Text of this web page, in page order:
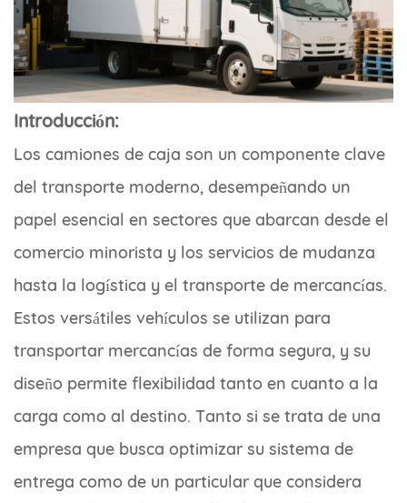
Introducción:
Los camiones de caja son un componente clave
del transporte moderno, desempeñando un
papel esencial en sectores que abarcan desde el
comercio minorista y los servicios de mudanza
hasta la logística y el transporte de mercancías.
Estos versátiles vehículos se utilizan para
transportar mercancías de forma segura, y su
diseño permite flexibilidad tanto en cuanto a la
carga como al destino. Tanto si se trata de una
empresa que busca optimizar su sistema de
entrega como de un particular que considera